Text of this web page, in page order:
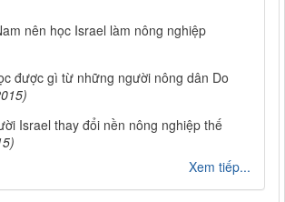
nên học Israel làm nông nghiệp
được gì từ những người nông dân Do
Israel thay đổi nền nông nghiệp thế
Xem tiếp...